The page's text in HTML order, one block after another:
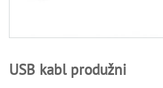
USB kabl produžni